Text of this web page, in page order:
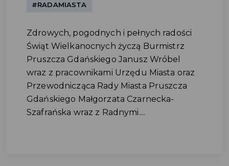
#RADAMIASTA
Zdrowych, pogodnych i pełnych radości
Świąt Wielkanocnych życzą Burmistrz
Pruszcza Gdańskiego Janusz Wróbel
wraz z pracownikami Urzędu Miasta oraz
Przewodnicząca Rady Miasta Pruszcza
Gdańskiego Małgorzata Czarnecka-
Szafrańska wraz z Radnymi....